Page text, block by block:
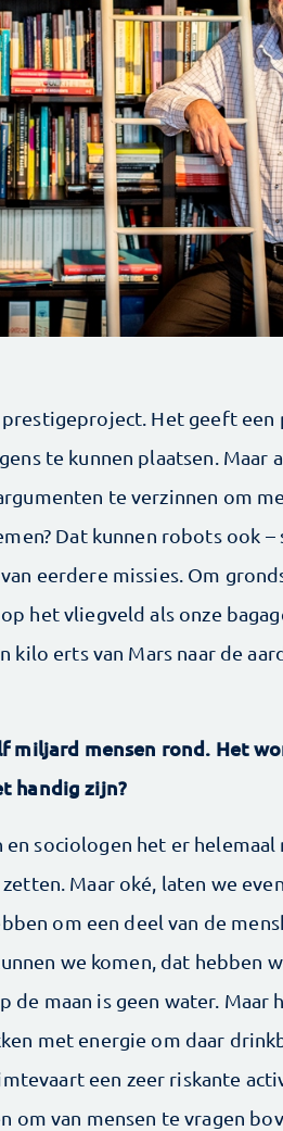
prestigeproject. Het geeft
te kunnen plaatsen. Maar
te verzinnen om
Dat kunnen robots ook –
eerdere missies. Om
het vliegveld als onze
kilo erts van Mars naar de
miljard mensen rond. Het
handig zijn?
en sociologen het er
Maar oké, laten we
om een deel van de
we komen, dat hebben
de maan is geen water. Maar
met energie om daar
een zeer riskante
om van mensen te vragen